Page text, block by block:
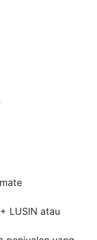
LUSIN atau